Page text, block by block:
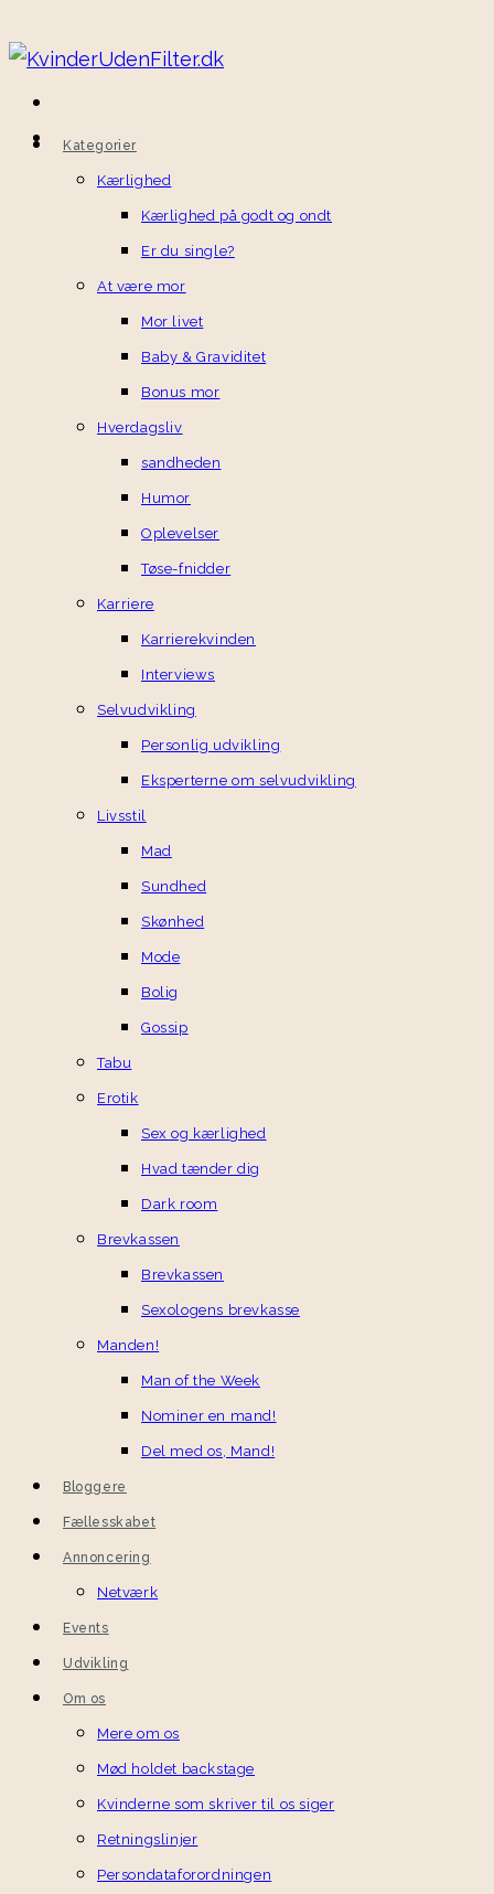
Kategorier
Kærlighed
Kærlighed på godt og ondt
Er du single?
At være mor
Mor livet
Baby & Graviditet
Bonus mor
Hverdagsliv
sandheden
Humor
Oplevelser
Tøse-fnidder
Karriere
Karrierekvinden
Interviews
Selvudvikling
Personlig udvikling
Eksperterne om selvudvikling
Livsstil
Mad
Sundhed
Skønhed
Mode
Bolig
Gossip
Tabu
Erotik
Sex og kærlighed
Hvad tænder dig
Dark room
Brevkassen
Brevkassen
Sexologens brevkasse
Manden!
Man of the Week
Nominer en mand!
Del med os, Mand!
Bloggere
Fællesskabet
Annoncering
Netværk
Events
Udvikling
Om os
Mere om os
Mød holdet backstage
Kvinderne som skriver til os siger
Retningslinjer
Persondataforordningen